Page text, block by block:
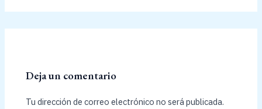
Deja un comentario
Tu dirección de correo electrónico no será publicada.